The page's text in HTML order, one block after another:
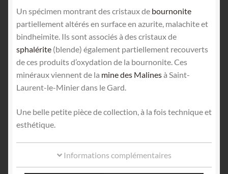
Un spécimen montrant des cristaux de bournonite
partiellement altérés en surface en azurite, malachite et
bindheimite. Ils sont associés à des cristaux de
sphalérite (blende) également partiellement recouverts
de ces produits d’oxydation de la bournonite. Ces
minéraux viennent de la mine des Malinesà Saint-
Laurent-le-Minier dans le Gard.
Une belle petite pièce de collection, à la fois technique et
esthétique.
Informations complémentaires